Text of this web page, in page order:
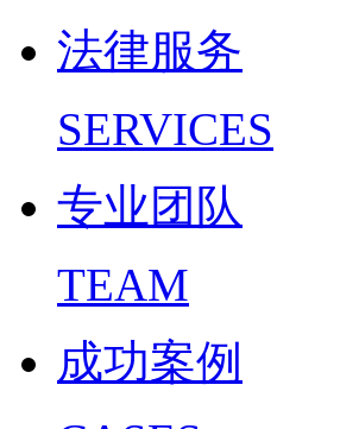
法律服务
SERVICES
专业团队
TEAM
成功案例